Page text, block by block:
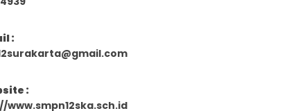
:
:
www.smpn12ska.sch.id